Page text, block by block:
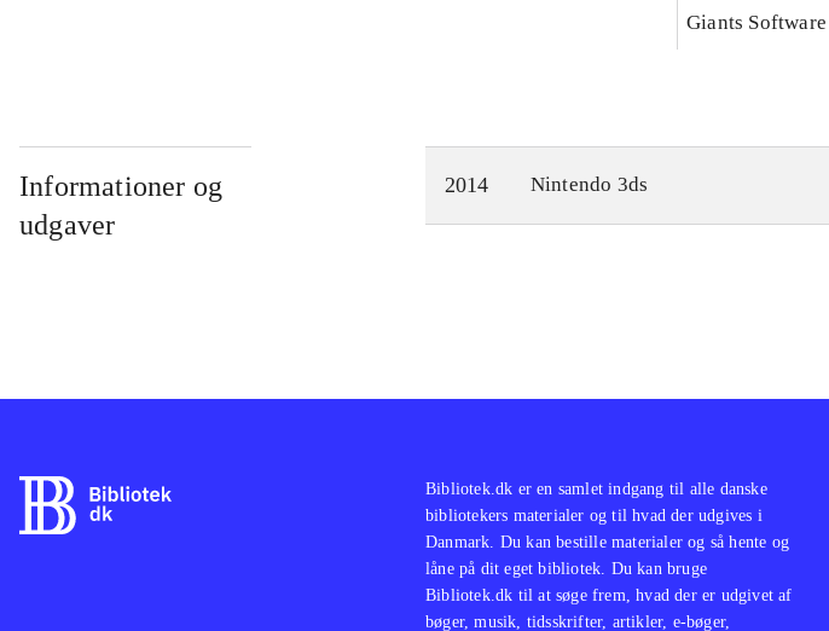
Giants Software
Informationer og
udgaver
2014 Nintendo 3ds
Bibliotek.dk er en samlet indgang til alle danske
bibliotekers materialer og til hvad der udgives i
Danmark. Du kan bestille materialer og så hente og
låne på dit eget bibliotek. Du kan bruge
Bibliotek.dk til at søge frem, hvad der er udgivet af
bøger, musik, tidsskrifter, artikler, e-bøger,